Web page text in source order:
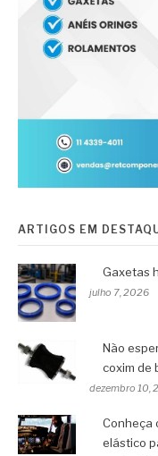
ARTIGOS EM
Gaxetas
julho 7, 2026
Não
coxim de
dezembro 10,
Conheça
elástico